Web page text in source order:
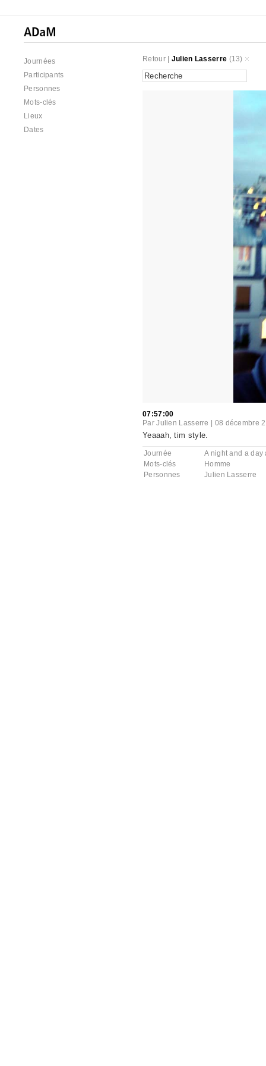
Journées
Participants
Personnes
Mots-clés
Lieux
Dates
Retour| Julien Lasserre (13)
07:57:00
ParJulien Lasserre 08 décembre
Yeaaah, tim style.
Journée
A night and a day
Mots-clés
Homme
Personnes
Julien Lasserre